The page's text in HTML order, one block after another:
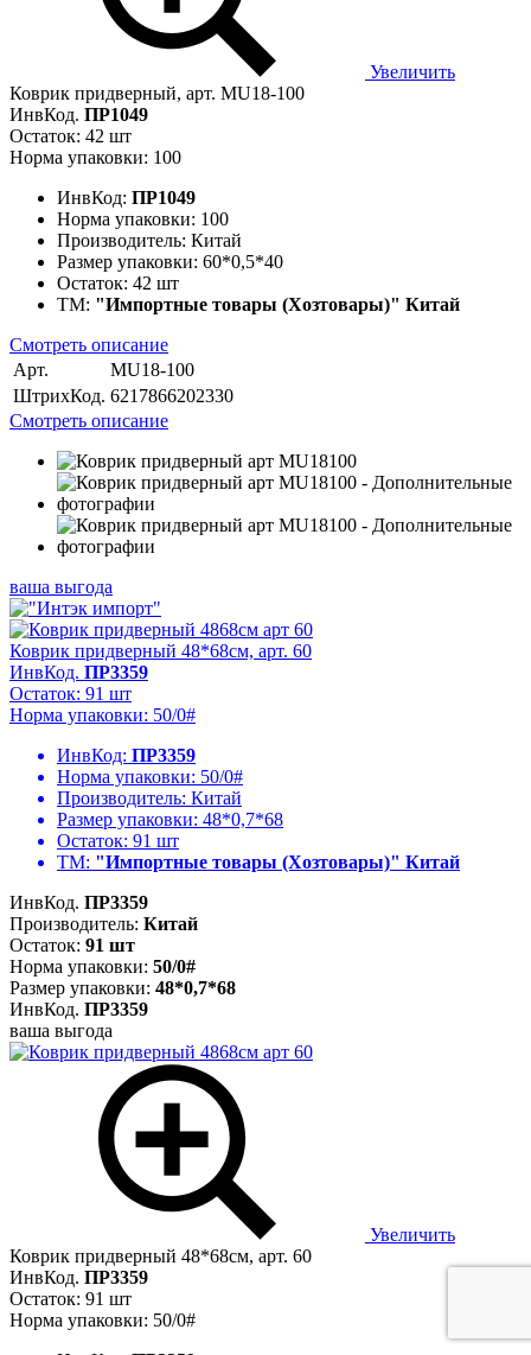
Увеличить
Коврик придверный, арт. MU18-100
ИнвКод. ПР1049
Остаток: 42 шт
Норма упаковки: 100
ИнвКод: ПР1049
Норма упаковки: 100
Производитель: Китай
Размер упаковки: 60*0,5*40
Остаток: 42 шт
ТМ: "Импортные товары (Хозтовары)" Китай
Смотреть описание
Арт.
MU18-100
ШтрихКод. 6217866202330
Смотреть описание
ваша выгода
Коврик придверный 48*68см, арт. 60
ИнвКод. ПР3359
Остаток: 91 шт
Норма упаковки: 50/0#
ИнвКод: ПР3359
Норма упаковки: 50/0#
Производитель: Китай
Размер упаковки: 48*0,7*68
Остаток: 91 шт
ТМ: "Импортные товары (Хозтовары)" Китай
ИнвКод. ПР3359
Производитель: Китай
Остаток: 91 шт
Норма упаковки: 50/0#
Размер упаковки: 48*0,7*68
ИнвКод. ПР3359
ваша выгода
Увеличить
Коврик придверный 48*68см, арт. 60
ИнвКод. ПР3359
Остаток: 91 шт
Норма упаковки: 50/0#